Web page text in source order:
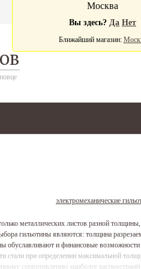
Москва
Вы здесь? Да Нет
Ближайший магазин:
электромеханические
металлических листов разной
гильотины являются: толщина
обуславливают и финансовые
стали при определении максимальной
сопротивлению наиболее